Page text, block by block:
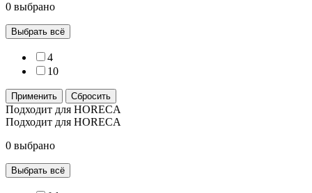
0 выбрано
Выбрать всё
4
10
Применить Сбросить
Подходит для HORECA
Подходит для HORECA
0 выбрано
Выбрать всё